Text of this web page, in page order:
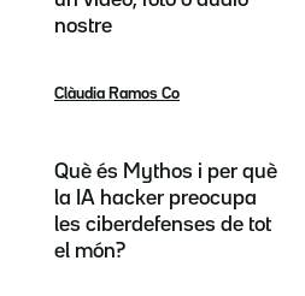
nostre
Clàudia Ramos Co
Què és Mythos i per què
la IA hacker preocupa
les ciberdefenses de tot
el món?